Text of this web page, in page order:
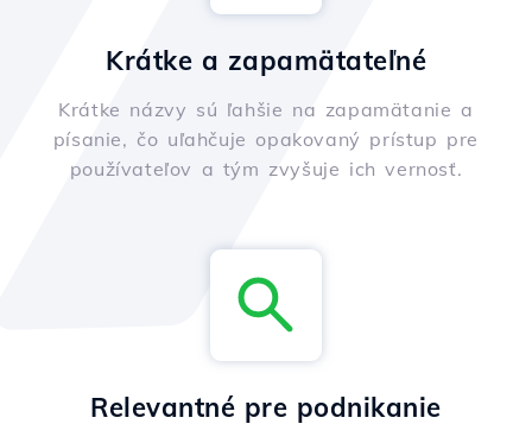
Krátke a zapamätateľné
Krátke názvy sú ľahšie na zapamätanie a
písanie, čo uľahčuje opakovaný prístup pre
používateľov a tým zvyšuje ich vernosť.
Relevantné pre podnikanie